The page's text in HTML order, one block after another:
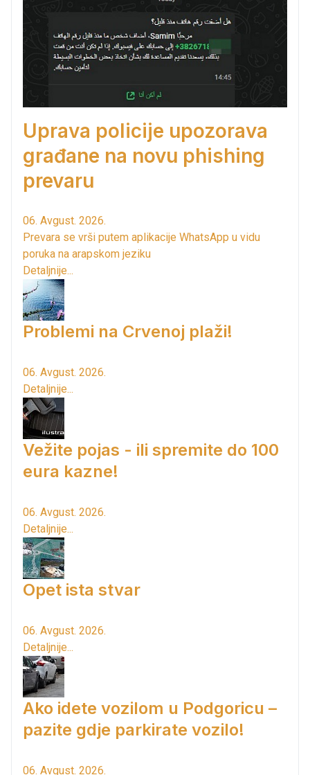
Uprava policije upozorava
građane na novu phishing
prevaru
06. Avgust. 2026.
Prevara se vrši putem aplikacije WhatsApp u vidu
poruka na arapskom jeziku
Detaljnije...
Problemi na Crvenoj plaži!
06. Avgust. 2026.
Detaljnije...
Vežite pojas - ili spremite do 100
eura kazne!
06. Avgust. 2026.
Detaljnije...
Opet ista stvar
06. Avgust. 2026.
Detaljnije...
Ako idete vozilom u Podgoricu –
pazite gdje parkirate vozilo!
06. Avgust. 2026.